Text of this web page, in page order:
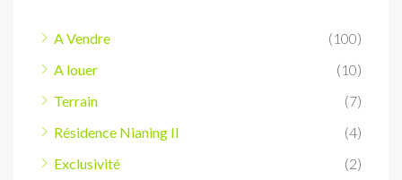
A Vendre
(100)
A louer
(10)
Terrain
(7)
Résidence Nianing II
(4)
Exclusivité
(2)